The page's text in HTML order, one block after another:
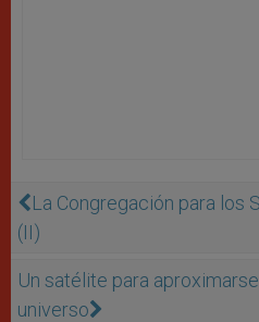
La Congregación para los
(II)
Un satélite para
universo